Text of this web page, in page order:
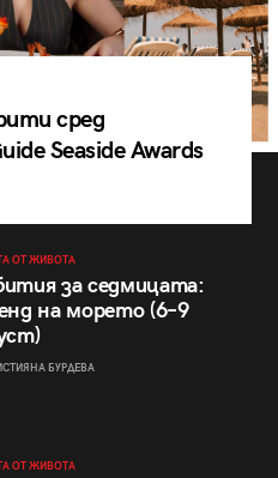
сред
Seaside Awards
ОТ ЖИВОТА
за седмицата:
на морето (6–9
БУРДЕВА
ОТ ЖИВОТА